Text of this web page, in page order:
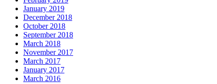
January 2019
December 2018
October 2018
September 2018
March 2018
November 2017
March 2017
January 2017
March 2016